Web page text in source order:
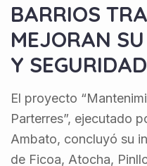
BARRIOS
MEJORAN
Y
El proyecto
Parterres”, ejecutado
Ambato, concluyó su
de Ficoa, Atocha,